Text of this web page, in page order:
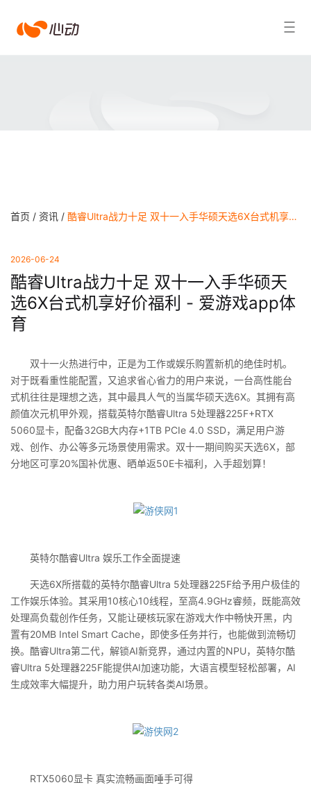
爱搜索结果
首页 / 资讯 / 酷睿Ultra战力十足 双十一入手华硕天选6X台式机享好价福利 - 爱游戏app体育
2026-06-24
酷睿Ultra战力十足 双十一入手华硕天
选6X台式机享好价福利 - 爱游戏app体
育
双十一火热进行中，正是为工作或娱乐购置新机的绝佳时机。
对于既看重性能配置，又追求省心省力的用户来说，一台高性能台
式机往往是理想之选，其中最具人气的当属华硕天选6X。其拥有高
颜值次元机甲外观，搭载英特尔酷睿Ultra 5处理器225F+RTX
5060显卡，配备32GB大内存+1TB PCIe 4.0 SSD，满足用户游
戏、创作、办公等多元场景使用需求。双十一期间购买天选6X，部
分地区可享20%国补优惠、晒单返50E卡福利，入手超划算！
英特尔酷睿Ultra 娱乐工作全面提速
天选6X所搭载的英特尔酷睿Ultra 5处理器225F给予用户极佳的
工作娱乐体验。其采用10核心10线程，至高4.9GHz睿频，既能高效
处理高负载创作任务，又能让硬核玩家在游戏大作中畅快开黑，内
置有20MB Intel Smart Cache，即使多任务并行，也能做到流畅切
换。酷睿Ultra第二代，解锁AI新竞界，通过内置的NPU，英特尔酷
睿Ultra 5处理器225F能提供AI加速功能，大语言模型轻松部署，AI
生成效率大幅提升，助力用户玩转各类AI场景。
RTX5060显卡 真实流畅画面唾手可得